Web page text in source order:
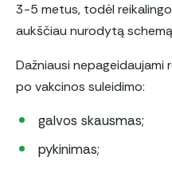
3-5 metus, todėl
aukščiau nurodytą
Dažniausi nepageidaujami
po vakcinos suleidimo:
galvos skausmas;
pykinimas;